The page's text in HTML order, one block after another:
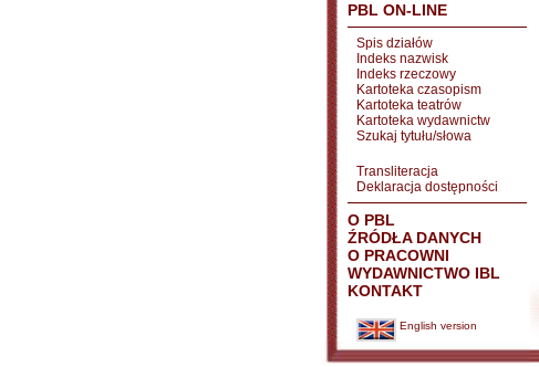
PBL ON-LINE
Spis działów
Indeks nazwisk
Indeks rzeczowy
Kartoteka czasopism
Kartoteka teatrów
Kartoteka wydawnictw
Szukaj tytułu/słowa
Transliteracja
Deklaracja dostępności
O PBL
ŹRÓDŁA DANYCH
O PRACOWNI
WYDAWNICTWO IBL
KONTAKT
English version